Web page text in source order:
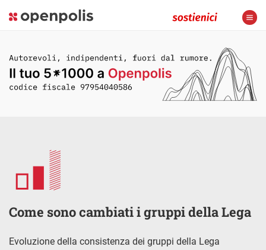
Come sono cambiati i gruppi della Lega
Evoluzione della consistenza dei gruppi della Lega